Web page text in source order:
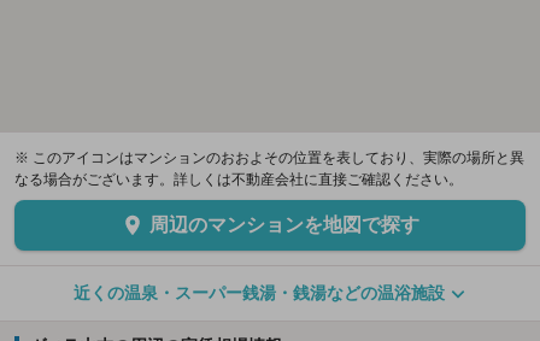
※ このアイコンはマンションのおおよその位置を表しており、実際の場所と異
なる場合がございます。詳しくは不動産会社に直接ご確認ください。
周辺のマンションを地図で探す
近くの温泉・スーパー銭湯・銭湯などの温浴施設